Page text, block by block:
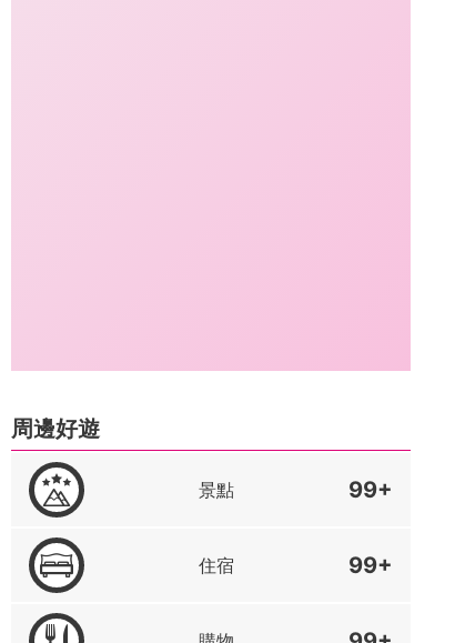
周邊好遊
景點 99+
住宿 99+